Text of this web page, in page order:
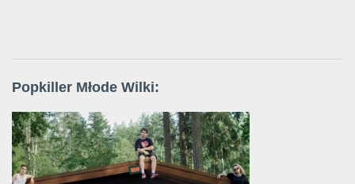
Popkiller Młode Wilki: